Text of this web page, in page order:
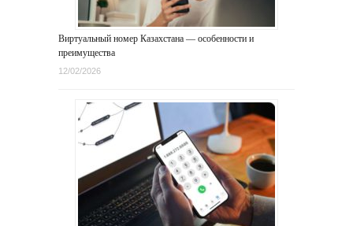
Виртуальный номер Казахстана — особенности и
преимущества
12/02/2026